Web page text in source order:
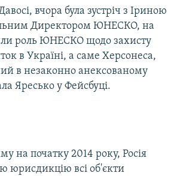
вчора була зустріч з Іриною
Директором ЮНЕСКО, на
роль ЮНЕСКО щодо захисту
в Україні, а саме Херсонеса,
в незаконно анексованому
Яресько у Фейсбуці.
на початку 2014 року, Росія
юрисдикцію всі об'єкти